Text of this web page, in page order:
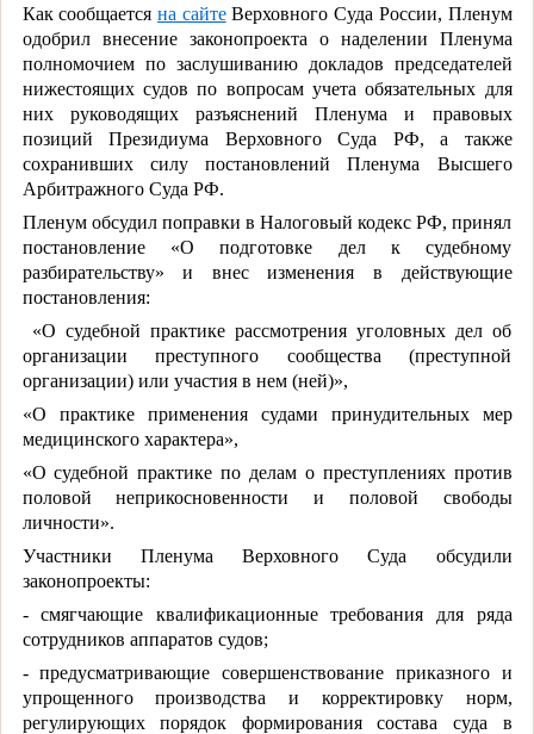
Как сообщается на сайтеВерховного Суда России, Пленум
одобрил внесение законопроекта о наделении Пленума
полномочием по заслушиванию докладов председателей
нижестоящих судов по вопросам учета обязательных для
них руководящих разъяснений Пленума и правовых
позиций Президиума Верховного Суда РФ, а также
сохранивших силу постановлений Пленума Высшего
Арбитражного Суда РФ.
Пленум обсудил поправки в Налоговый кодекс РФ, принял
постановление «О подготовке дел к судебному
разбирательству» и внес изменения в действующие
постановления:
«О судебной практике рассмотрения уголовных дел об
организации преступного сообщества (преступной
организации) или участия в нем (ней)»,
«О практике применения судами принудительных мер
медицинского характера»,
«О судебной практике по делам о преступлениях против
половой неприкосновенности и половой свободы
личности».
Участники Пленума Верховного Суда обсудили
законопроекты:
- смягчающие квалификационные требования для ряда
сотрудников аппаратов судов;
- предусматривающие совершенствование приказного и
упрощенного производства и корректировку норм,
регулирующих порядок формирования состава суда в